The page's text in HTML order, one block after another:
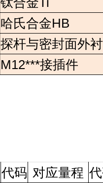
哈氏合金HB
探杆与密封面外衬
M12***接插件
代码 对应量程